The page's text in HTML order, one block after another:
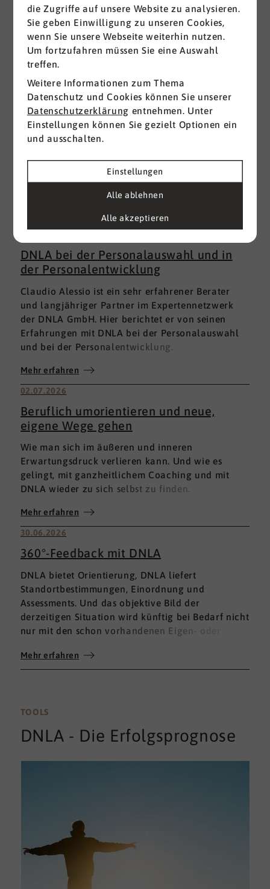
Alle ansehen
DNLA bei der Personalauswahl und in
der Personalentwicklung
Claudio Alessio ist ein sehr erfahrener Berater
und langjähriger Partner im Expertennetzwerk
der DNLA GmbH. Hier berichtet er von seinen
Erfahrungen mit DNLA bei der Personalauswahl
und bei der Personalentwicklung.
Mehr erfahren
02.07.2026
Beruflich umorientieren und neue,
eigene Wege gehen
Wie man sich im äußeren und inneren
Erwartungsdruck verlieren kann. Und wie es
gelingt, mit ganzheitlichem Coaching und mit
DNLA wieder zu sich selbst zu finden.
Mehr erfahren
30.06.2026
360°-Feedback mit DNLA
DNLA bietet Orientierung, DNLA liefert
Standortbestimmungen, Einordnung und
Assessments. Und das objektive Bild der
derzeitigen Situation wird künftig bei Bedarf nicht
nur mit den schon vorhandenen Eigen- oder
umfassenden 360°-Feedback.
Mehr erfahren
TOOLS
DNLA - Die Erfolgsprognose
die Zugriffe auf unsere Website zu analysieren.
Sie geben Einwilligung zu unseren Cookies,
wenn Sie unsere Webseite weiterhin nutzen.
Um fortzufahren müssen Sie eine Auswahl
treffen.
Weitere Informationen zum Thema
Datenschutz und Cookies können Sie unserer
Datenschutzerklärung entnehmen. Unter
Einstellungen können Sie gezielt Optionen ein
und ausschalten.
Einstellungen
Alle ablehnen
Alle akzeptieren